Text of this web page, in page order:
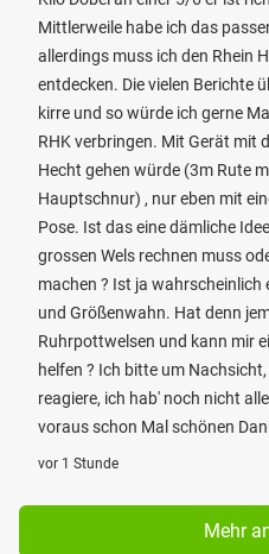
Mittlerweile habe ich das
allerdings muss ich den Rhein
entdecken. Die vielen Berichte
kirre und so würde ich gerne
RHK verbringen. Mit Gerät mit
Hecht gehen würde (3m Rute
Hauptschnur) , nur eben mit
Pose. Ist das eine dämliche
grossen Wels rechnen muss
machen ? Ist ja
und Größenwahn. Hat denn
Ruhrpottwelsen und kann mir
helfen ? Ich bitte um
reagiere, ich hab' noch nicht
voraus schon Mal schönen
vor 1 Stunde
Mehr